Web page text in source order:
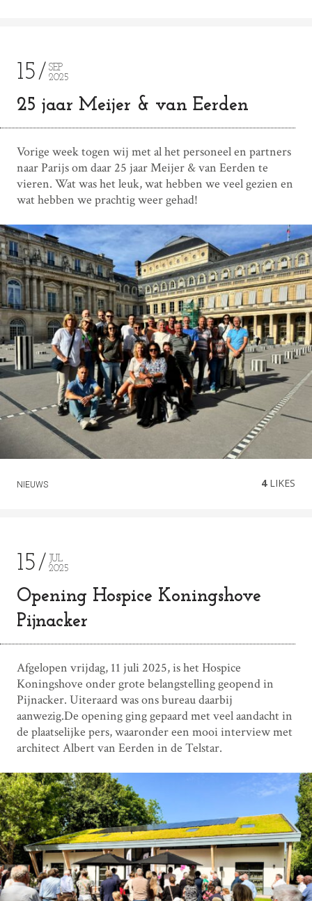
15
SEP
2025
25 jaar Meijer & van Eerden
Vorige week togen wij met al het personeel en partners
naar Parijs om daar 25 jaar Meijer & van Eerden te
vieren. Wat was het leuk, wat hebben we veel gezien en
wat hebben we prachtig weer gehad!
NIEUWS 4LIKES
15
JUL
2025
Opening Hospice Koningshove
Pijnacker
Afgelopen vrijdag, 11 juli 2025, is het Hospice
Koningshove onder grote belangstelling geopend in
Pijnacker. Uiteraard was ons bureau daarbij
aanwezig.De opening ging gepaard met veel aandacht in
de plaatselijke pers, waaronder een mooi interview met
architect Albert van Eerden in de Telstar.